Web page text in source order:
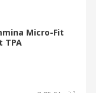
Micro-Fit
TPA